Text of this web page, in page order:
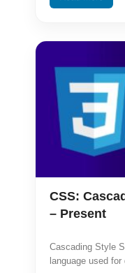
CSS:
– Present
Cascading Style
language used